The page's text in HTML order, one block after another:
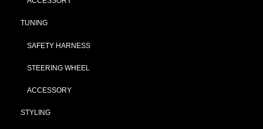
TUNING
SAFETY HARNESS
STEERING WHEEL
ACCESSORY
STYLING